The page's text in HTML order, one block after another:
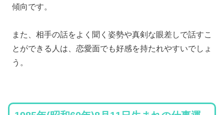
傾向です。
また、相手の話をよく聞く姿勢や真剣な眼差しで話すこ
とができる人は、恋愛面でも好感を持たれやすいでしょ
う。